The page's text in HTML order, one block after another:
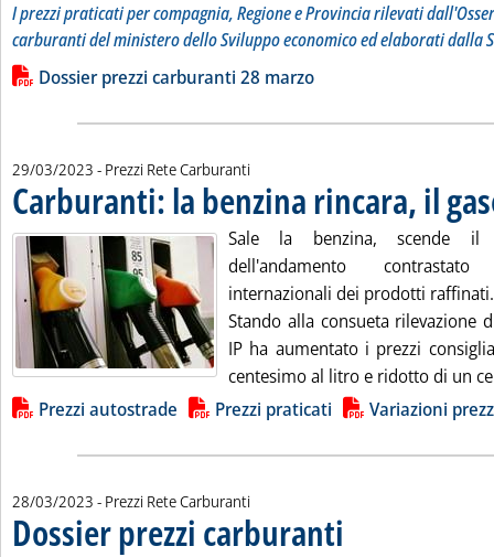
I prezzi praticati per compagnia, Regione e Provincia rilevati
carburanti del ministero dello Sviluppo economico ed elaborati dalla
Leggi tutta la notizia: 'Dossier prezzi carburanti'
Lista allegati PDF alla notizia
Dossier prezzi carburanti 28 marzo
29/03/2023 - Prezzi Rete Carburanti
Carburanti: la benzina rincara, il
Sale la benzina, scende il
dell'andamento
internazionali dei prodotti raffinati.
Stando alla consueta rilevazione
IP ha aumentato i prezzi
centesimo al litro e ridotto di un
Lista allegati PDF alla notizia
Prezzi autostrade Prezzi praticati Variazioni
28/03/2023 - Prezzi Rete Carburanti
Dossier prezzi carburanti